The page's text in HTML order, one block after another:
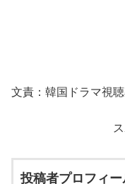
文責：韓国ドラマ視
投稿者プロフィー